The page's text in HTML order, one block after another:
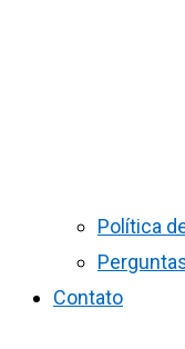
Política
Contato